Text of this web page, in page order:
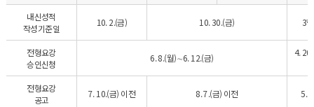
내신성적
작성기준일
10. 2.(금) 10. 30.(금) 3
전형요강
승인신청
6. 8.(월)∼6. 12.(금) 4.
전형요강
공고
7. 10.(금) 이전 8. 7.(금) 이전 5.